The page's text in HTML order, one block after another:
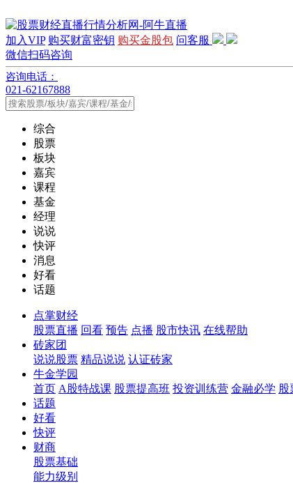
加入VIP 购买财富密钥 购买金股包 问客服
微信扫码咨询
咨询电话：
021-62167888
综合
股票
板块
嘉宾
课程
基金
经理
说说
快评
消息
好看
话题
点掌财经
股票直播 回看 预告 点播 股市快讯 在线帮助
砖家团
说说股票 精品说说 认证砖家
牛金学园
首页 A股特战课 股票提高班 投资训练营 金融必学 股
话题
好看
快评
财商
股票基础
能力级别